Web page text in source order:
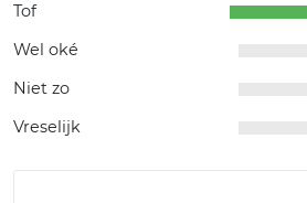
Tof
Wel oké
Niet zo
Vreselijk